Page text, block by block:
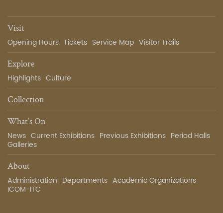
Visit
Opening Hours Tickets Service Map Visitor Trails
Explore
Highlights Culture
Collection
What’s On
News Current Exhibitions Previous Exhibitions Period Halls
Galleries
About
Administration Departments Academic Organizations
ICOM-ITC